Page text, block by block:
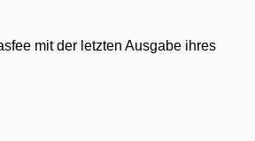
mit der letzten Ausgabe ihres